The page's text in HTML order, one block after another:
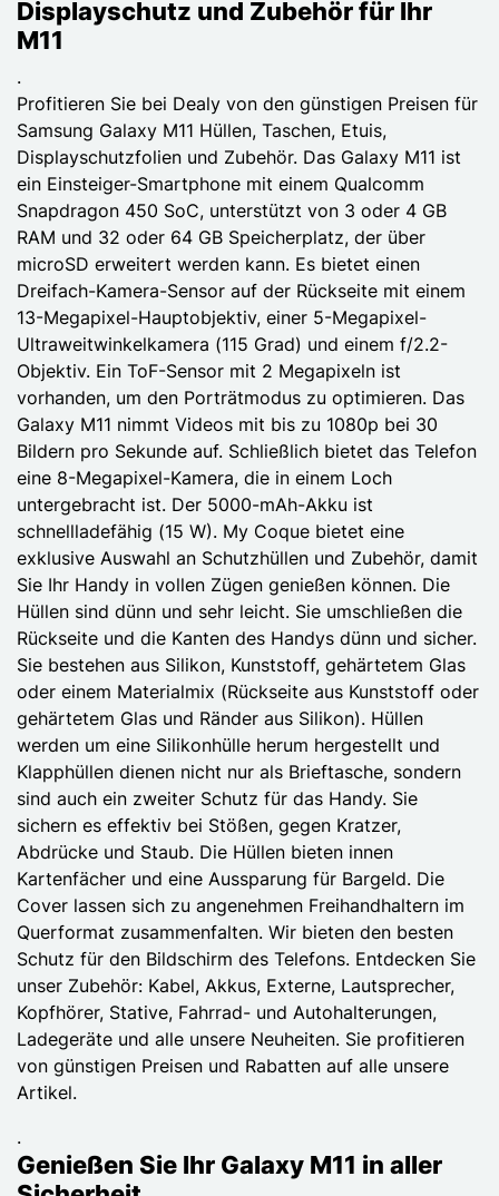
Displayschutz und Zubehör für Ihr
M11
.
Profitieren Sie bei Dealy von den günstigen Preisen für
Samsung Galaxy M11 Hüllen, Taschen, Etuis,
Displayschutzfolien und Zubehör. Das Galaxy M11 ist
ein Einsteiger-Smartphone mit einem Qualcomm
Snapdragon 450 SoC, unterstützt von 3 oder 4 GB
RAM und 32 oder 64 GB Speicherplatz, der über
microSD erweitert werden kann. Es bietet einen
Dreifach-Kamera-Sensor auf der Rückseite mit einem
13-Megapixel-Hauptobjektiv, einer 5-Megapixel-
Ultraweitwinkelkamera (115 Grad) und einem f/2.2-
Objektiv. Ein ToF-Sensor mit 2 Megapixeln ist
vorhanden, um den Porträtmodus zu optimieren. Das
Galaxy M11 nimmt Videos mit bis zu 1080p bei 30
Bildern pro Sekunde auf. Schließlich bietet das Telefon
eine 8-Megapixel-Kamera, die in einem Loch
untergebracht ist. Der 5000-mAh-Akku ist
schnellladefähig (15 W). My Coque bietet eine
exklusive Auswahl an Schutzhüllen und Zubehör, damit
Sie Ihr Handy in vollen Zügen genießen können. Die
Hüllen sind dünn und sehr leicht. Sie umschließen die
Rückseite und die Kanten des Handys dünn und sicher.
Sie bestehen aus Silikon, Kunststoff, gehärtetem Glas
oder einem Materialmix (Rückseite aus Kunststoff oder
gehärtetem Glas und Ränder aus Silikon). Hüllen
werden um eine Silikonhülle herum hergestellt und
Klapphüllen dienen nicht nur als Brieftasche, sondern
sind auch ein zweiter Schutz für das Handy. Sie
sichern es effektiv bei Stößen, gegen Kratzer,
Abdrücke und Staub. Die Hüllen bieten innen
Kartenfächer und eine Aussparung für Bargeld. Die
Cover lassen sich zu angenehmen Freihandhaltern im
Querformat zusammenfalten. Wir bieten den besten
Schutz für den Bildschirm des Telefons. Entdecken Sie
unser Zubehör: Kabel, Akkus, Externe, Lautsprecher,
Kopfhörer, Stative, Fahrrad- und Autohalterungen,
Ladegeräte und alle unsere Neuheiten. Sie profitieren
von günstigen Preisen und Rabatten auf alle unsere
Artikel.
.
Genießen Sie Ihr Galaxy M11 in aller